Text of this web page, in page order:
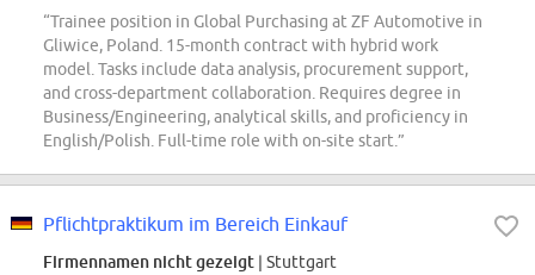
“Trainee position in Global Purchasing at ZF Automotive in
Gliwice, Poland. 15-month contract with hybrid work
model. Tasks include data analysis, procurement support,
and cross-department collaboration. Requires degree in
Business/Engineering, analytical skills, and proficiency in
English/Polish. Full-time role with on-site start.”
Pflichtpraktikum im Bereich Einkauf
Firmennamen nicht gezeigt | Stuttgart